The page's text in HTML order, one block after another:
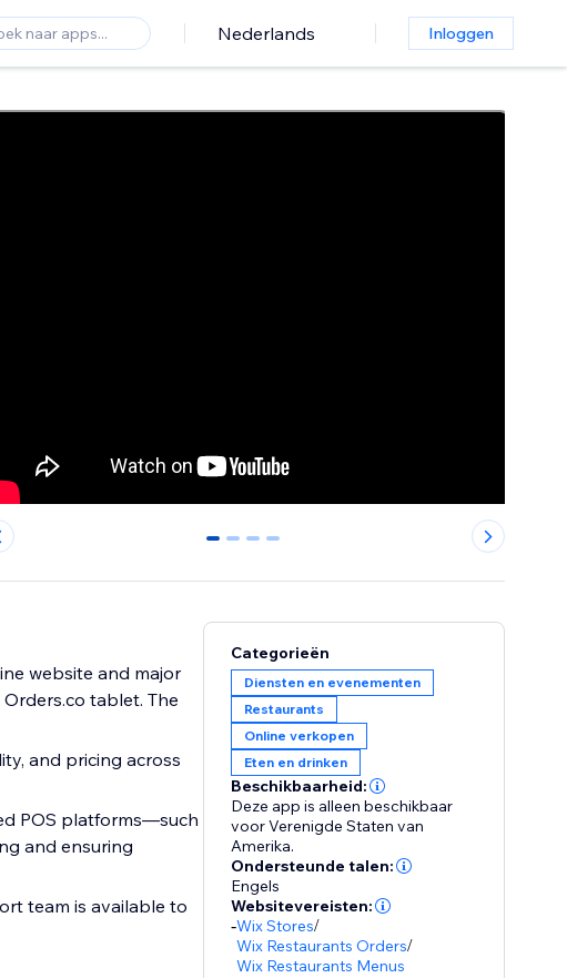
Nederlands Inloggen
0 1 2 3
website and major
tablet. The
and pricing across
POS platforms—such
and ensuring
team is available to
Categorieën
Diensten en evenementen
Restaurants
Online verkopen
Eten en drinken
Beschikbaarheid:
Deze app is alleen beschikbaar
voor Verenigde Staten van
Amerika.
Ondersteunde talen:
Engels
Websitevereisten:
-Wix Stores/
Wix Restaurants Orders/
Wix Restaurants Menus